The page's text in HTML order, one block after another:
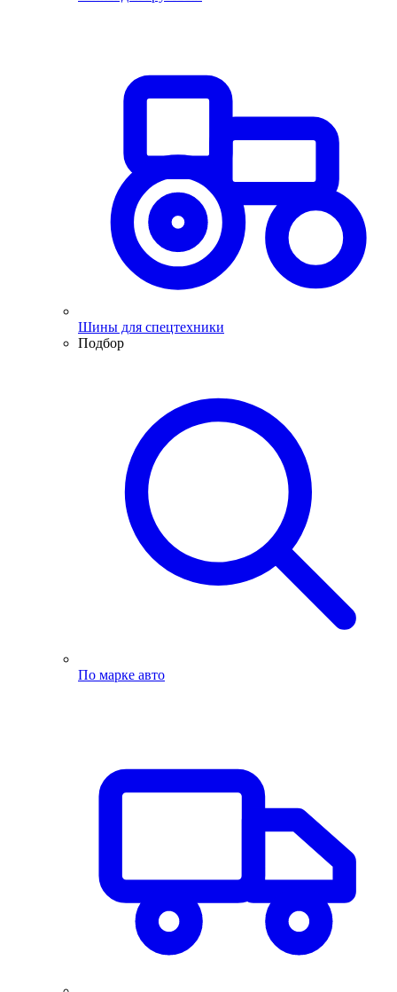
Шины для спецтехники
Подбор
По марке авто